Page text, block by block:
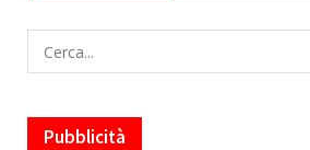
Pubblicità